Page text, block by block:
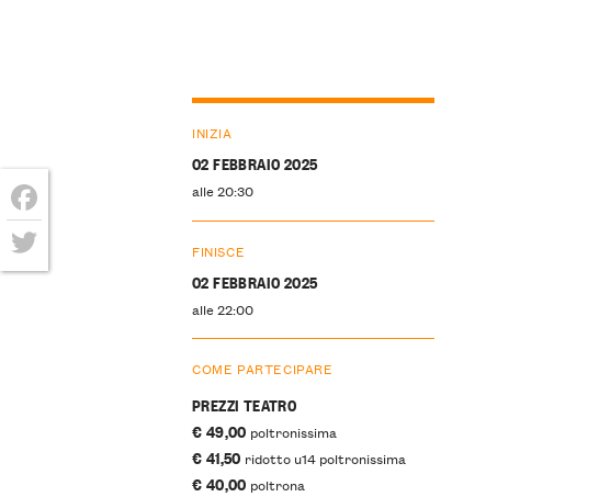
INIZIA
02 FEBBRAIO 2025
alle 20:30
FINISCE
02 FEBBRAIO 2025
alle 22:00
COME PARTECIPARE
PREZZI TEATRO
€ 49,00 poltronissima
€ 41,50 ridotto u14 poltronissima
€ 40,00 poltrona
Facebook
Twitter